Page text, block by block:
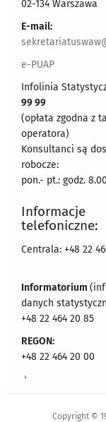
02-134 Warszawa
E-mail:
e-PUAP
Infolinia
99 99
(opłata zgodna z
operatora)
Konsultanci są
robocze:
pon.- pt.: godz.
Informacje
telefoniczne:
Centrala: +48 22
Informatorium
danych
+48 22 464 20 85
REGON:
+48 22 464 20 00
Copyright ©